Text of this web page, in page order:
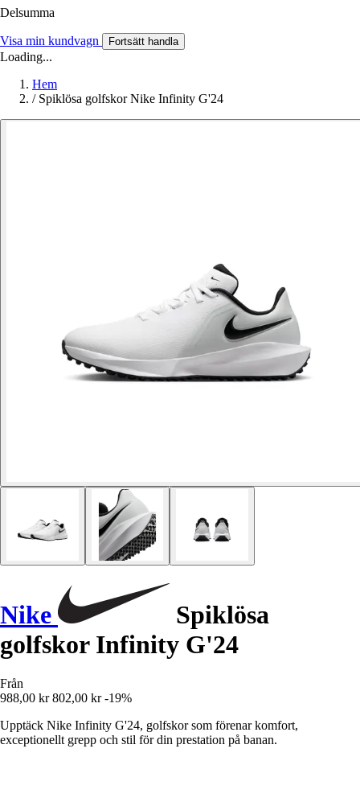
Delsumma
Visa min kundvagn Fortsätt handla
Loading...
Hem
/ Spiklösa golfskor Nike Infinity G'24
Nike
Spiklösa
golfskor Infinity G'24
Från
988,00 kr 802,00 kr -19%
Upptäck Nike Infinity G'24, golfskor som förenar komfort,
exceptionellt grepp och stil för din prestation på banan.